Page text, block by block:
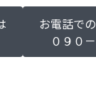
お電話で
０９０